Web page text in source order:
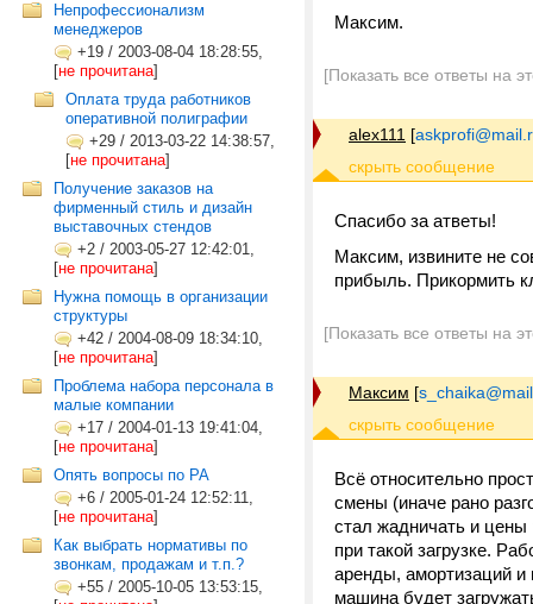
Непрофессионализм
менеджеров
+19 / 2003-08-04 18:28:55,
[не прочитана]
Оплата труда работников
оперативной полиграфии
+29 / 2013-03-22 14:38:57,
[не прочитана]
Получение заказов на
фирменный стиль и дизайн
выставочных стендов
+2 / 2003-05-27 12:42:01,
[не прочитана]
Нужна помощь в организации
структуры
+42 / 2004-08-09 18:34:10,
[не прочитана]
Проблема набора персонала в
малые компании
+17 / 2004-01-13 19:41:04,
[не прочитана]
Опять вопросы по РА
+6 / 2005-01-24 12:52:11,
[не прочитана]
Как выбрать нормативы по
звонкам, продажам и т.п.?
+55 / 2005-10-05 13:53:15,
Максим.
[Показать все ответы на
alex111 [
Спасибо за атветы!
Максим, извините не
прибыль. Прикормить
[Показать все ответы на
Максим [
Всё относительно
смены (иначе рано
стал жадничать и цены
при такой загрузке.
аренды, амортизаций и
машина будет